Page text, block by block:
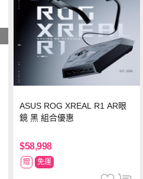
ASUS ROG XREAL R1 AR眼
鏡 黑 組合優惠
$58,998
贈 免運